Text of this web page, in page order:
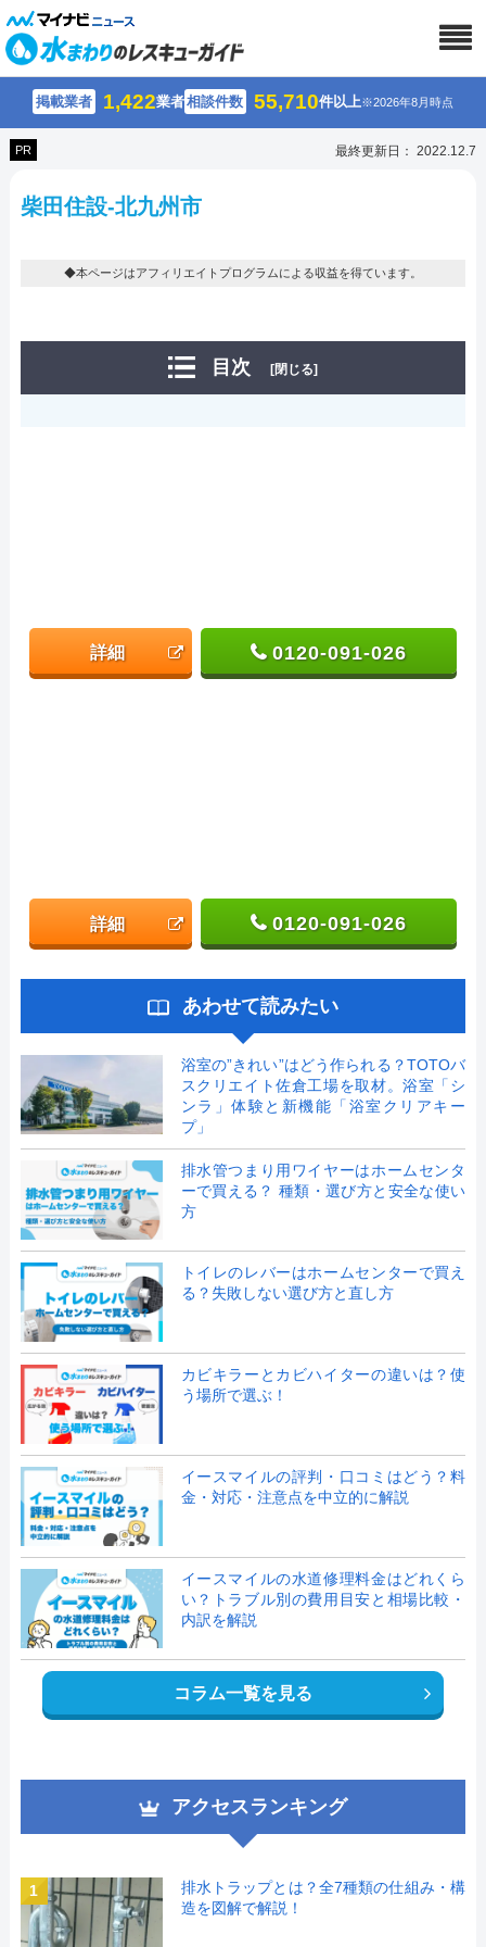
掲載業者 1,422業者相談件数 55,710件以上※2026年8月時点
PR 最終更新日： 2022.12.7
柴田住設-北九州市
◆本ページはアフィリエイトプログラムによる収益を得ています。
目次 [閉じる]
詳細 0120-091-026
詳細 0120-091-026
あわせて読みたい
浴室の”きれい”はどう作られる？TOTOバ
スクリエイト佐倉工場を取材。浴室「シ
ンラ」体験と新機能「浴室クリアキー
プ」
排水管つまり用ワイヤーはホームセンタ
ーで買える？ 種類・選び方と安全な使い
方
トイレのレバーはホームセンターで買え
る？失敗しない選び方と直し方
カビキラーとカビハイターの違いは？使
う場所で選ぶ！
イースマイルの評判・口コミはどう？料
金・対応・注意点を中立的に解説
イースマイルの水道修理料金はどれくら
い？トラブル別の費用目安と相場比較・
内訳を解説
コラム一覧を見る
アクセスランキング
1
排水トラップとは？全7種類の仕組み・構
造を図解で解説！